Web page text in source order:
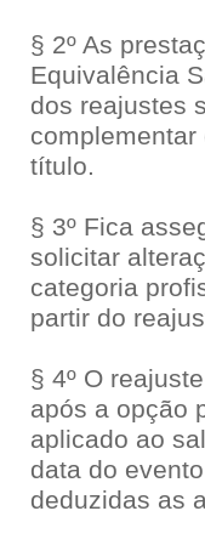
§ 2º As
Equivalência
dos reajustes
título.
§ 3º Fica
solicitar
categoria
partir do
§ 4º O
após a opção
aplicado ao
data do
deduzidas as